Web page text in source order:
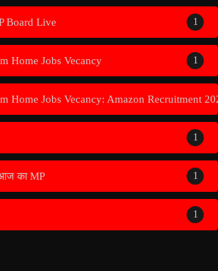
Board Live 1
Home Jobs Vecancy 1
Home Jobs Vecancy: Amazon Recruitment
1
का MP 1
1